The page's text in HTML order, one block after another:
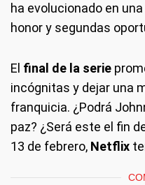
ha evolucionado en
honor y segundas
El final de la serie
incógnitas y dejar una
franquicia. ¿Podrá
paz? ¿Será este el fin
13 de febrero, Netflix